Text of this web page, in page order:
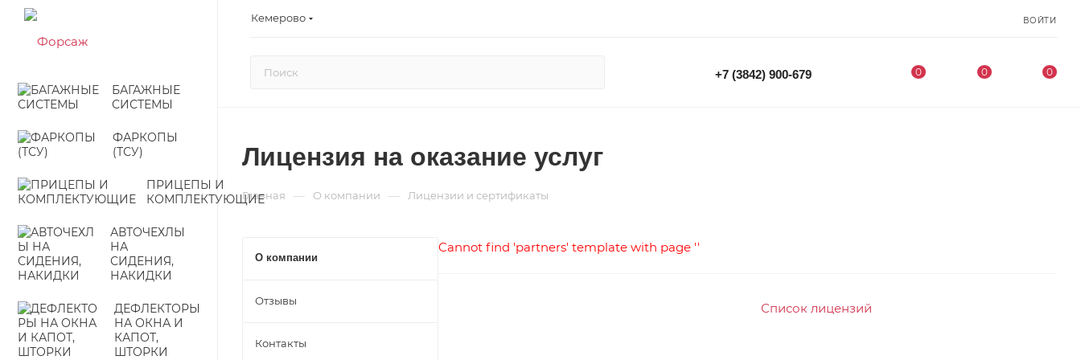
Кемерово ВОЙТИ
+7 (3842) 900-679 0 0 0
БАГАЖНЫЕ
СИСТЕМЫ
ФАРКОПЫ
(ТСУ)
ПРИЦЕПЫ И
КОМПЛЕКТУЮЩИЕ
АВТОЧЕХЛЫ
НА
СИДЕНИЯ,
НАКИДКИ
ДЕФЛЕКТОРЫ
НА ОКНА И
КАПОТ,
ШТОРКИ
Лицензия на оказание услуг
Главная — О компании — Лицензии и сертификаты
Cannot find 'partners' template with page ''
Список лицензий
О компании
Отзывы
Контакты